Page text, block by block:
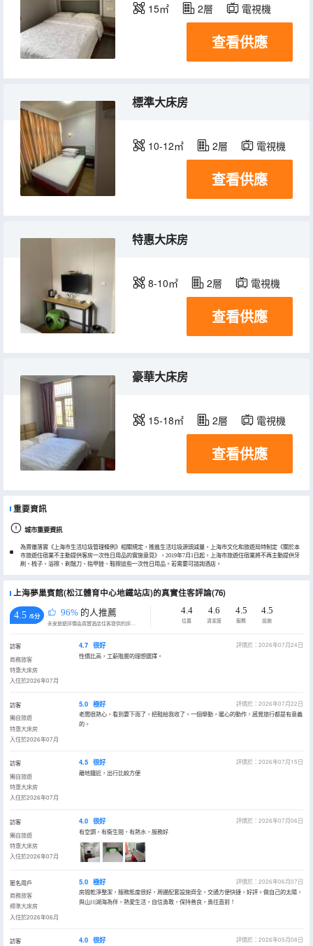
15㎡ 2層 電視機
查看供應
標準大床房
10-12㎡ 2層 電視機
查看供應
特惠大床房
8-10㎡ 2層 電視機
查看供應
豪華大床房
15-18㎡ 2層 電視機
查看供應
重要資訊
城市重要資訊
為貫徹落實《上海市生活垃圾管理條例》相關規定，推進生活垃圾源頭減量，上海市文化和旅遊局特制定《關於本
市旅遊住宿業不主動提供客房一次性日用品的實施意見》，2019年7月1日起，上海市旅遊住宿業將不再主動提供牙
刷、梳子、浴擦、剃鬚刀、指甲銼、鞋擦這些一次性日用品。若需要可諮詢酒店。
上海夢巢賓館(松江體育中心地鐵站店)的真實住客評論(76)
4.5 /5分 96% 的人推薦
永安旅遊評價由真實酒店住客提供的評價。
4.4
位置
4.6
清潔度
4.5
服務
4.5
設施
訪客
商務旅客
特惠大床房
入住於2026年07月
4.7 很好
評價於：2026年07月24日
性價比高，工薪階層的理想選擇。
訪客
獨自旅遊
特惠大床房
入住於2026年07月
5.0 極好
評價於：2026年07月22日
老闆很熱心，看到要下雨了，把鞋給我收了。一個舉動，暖心的動作，感覺旅行都是有意義
的。
訪客
獨自旅遊
特惠大床房
入住於2026年07月
4.5 很好
評價於：2026年07月15日
離地鐵近，出行比較方便
訪客
獨自旅遊
特惠大床房
入住於2026年07月
4.0 很好
評價於：2026年07月06日
有空調，有衞生間，有熱水，服務好
匿名用戶
商務旅客
標準大床房
入住於2026年06月
5.0 極好
評價於：2026年06月07日
房間乾淨整潔，服務態度很好，周邊配套設施齊全，交通方便快捷，好評。做自己的太陽，
與山川湖海為伴，熱愛生活，自信勇敢，保持善良，勇往直前！
訪客
4.0 很好
評價於：2026年05月08日